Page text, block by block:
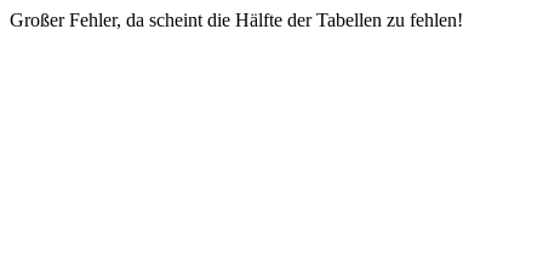
Großer Fehler, da scheint die Hälfte der Tabellen zu fehlen!